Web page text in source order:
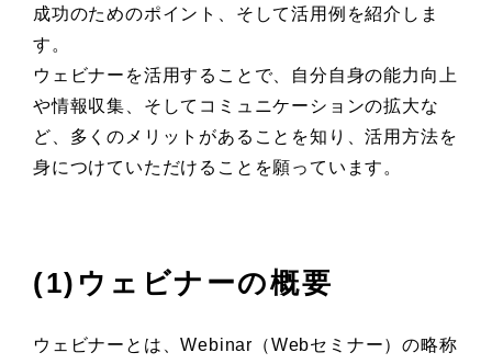
成功のためのポイント、そして活用例を紹介しま
す。
ウェビナーを活用することで、自分自身の能力向上
や情報収集、そしてコミュニケーションの拡大な
ど、多くのメリットがあることを知り、活用方法を
身につけていただけることを願っています。
(1)ウェビナーの概要
ウェビナーとは、Webinar（Webセミナー）の略称